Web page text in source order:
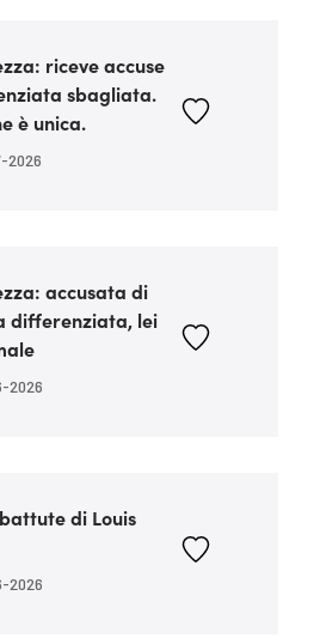
riceve accuse
sbagliata.
è unica.
2026
accusata di
differenziata, lei
2026
di Louis
2026